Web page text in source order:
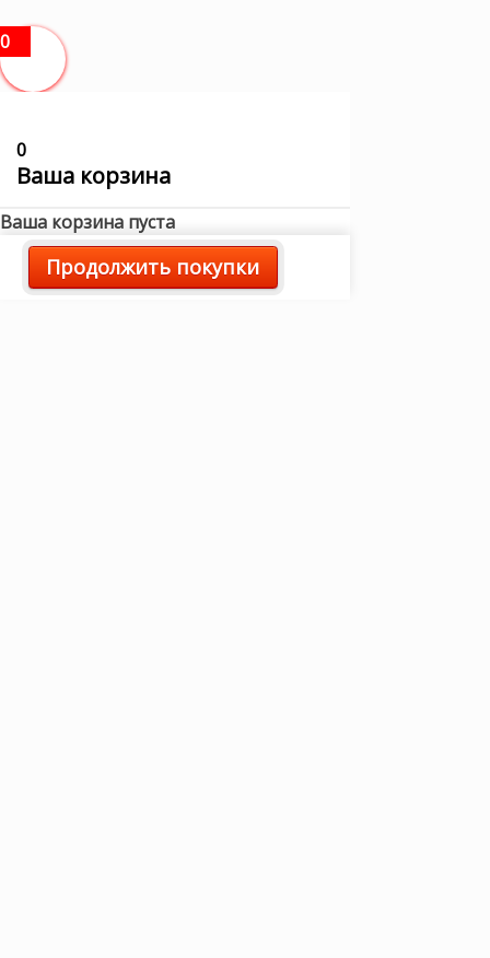
0
0
Ваша корзина
Ваша корзина пуста
Продолжить покупки